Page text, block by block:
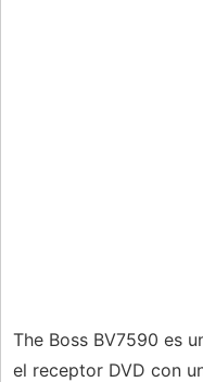
The Boss BV7590 es
el receptor DVD con